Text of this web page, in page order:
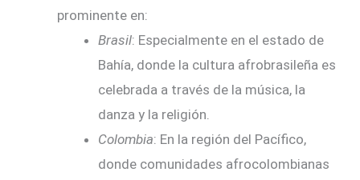
prominente en:
Brasil: Especialmente en el estado de
Bahía, donde la cultura afrobrasileña es
celebrada a través de la música, la
danza y la religión.
Colombia: En la región del Pacífico,
donde comunidades afrocolombianas